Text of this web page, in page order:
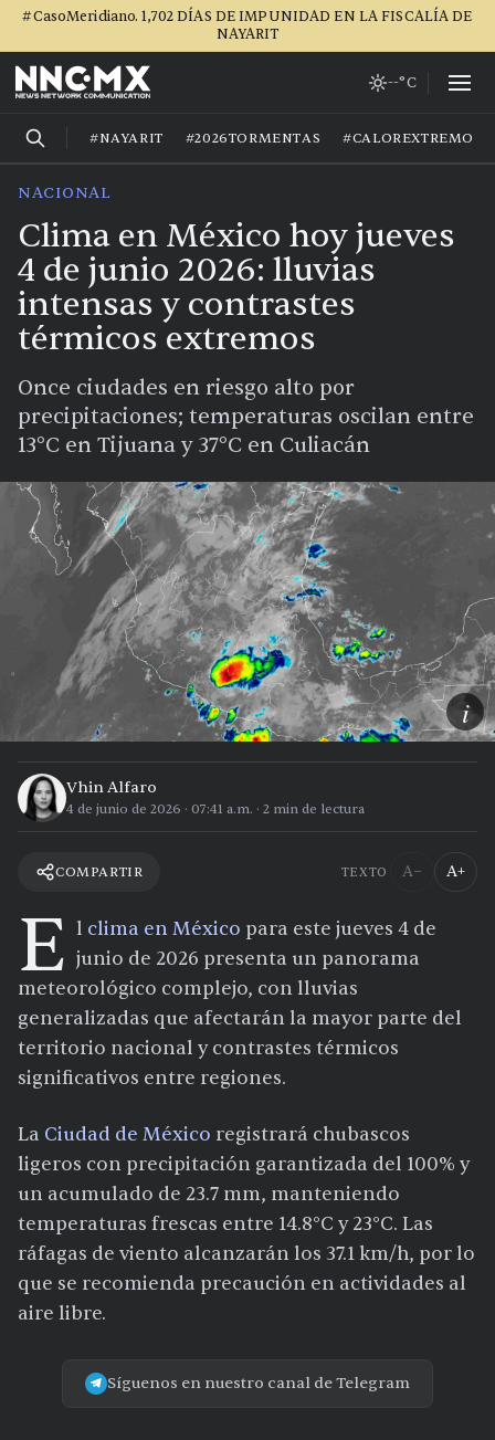
#CasoMeridiano. 1,702 DÍAS DE IMPUNIDAD EN LA FISCALÍA DE
NAYARIT
--°C
#NAYARIT #2026TORMENTAS #CALOREXTREMO
NACIONAL
Clima en México hoy jueves
4 de junio 2026: lluvias
intensas y contrastes
térmicos extremos
Once ciudades en riesgo alto por
precipitaciones; temperaturas oscilan entre
13°C en Tijuana y 37°C en Culiacán
i
Vhin Alfaro
4 de junio de 2026 · 07:41 a.m. · 2 min de lectura
COMPARTIR TEXTO A− A+
E l clima en México para este jueves 4 de
junio de 2026 presenta un panorama
meteorológico complejo, con lluvias
generalizadas que afectarán la mayor parte del
territorio nacional y contrastes térmicos
significativos entre regiones.
La Ciudad de México registrará chubascos
ligeros con precipitación garantizada del 100% y
un acumulado de 23.7 mm, manteniendo
temperaturas frescas entre 14.8°C y 23°C. Las
ráfagas de viento alcanzarán los 37.1 km/h, por lo
que se recomienda precaución en actividades al
aire libre.
Síguenos en nuestro canal de Telegram